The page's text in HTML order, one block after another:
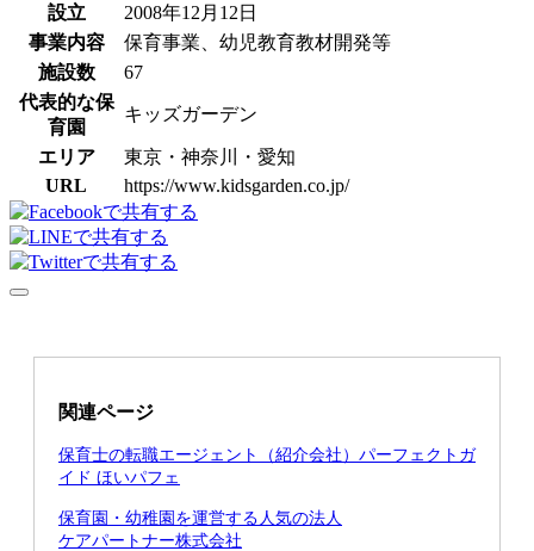
設立
2008年12月12日
事業内容
保育事業、幼児教育教材開発等
施設数
67
代表的な保
育園
キッズガーデン
エリア
東京・神奈川・愛知
URL
https://www.kidsgarden.co.jp/
関連ページ
保育士の転職エージェント（紹介会社）パーフェクトガ
イド ほいパフェ
保育園・幼稚園を運営する人気の法人
ケアパートナー株式会社